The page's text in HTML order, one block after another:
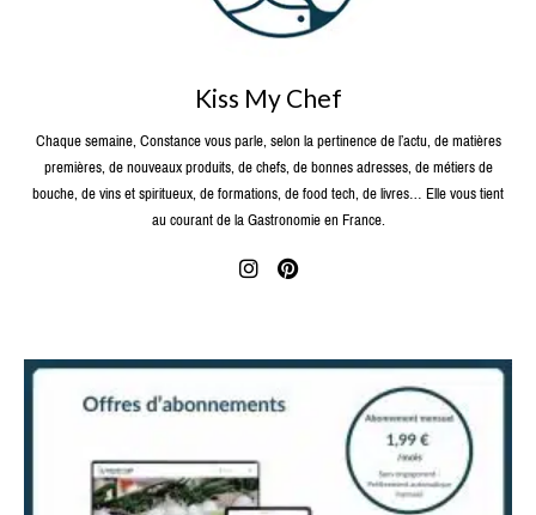
Kiss My Chef
Chaque semaine, Constance vous parle, selon la pertinence de l’actu, de matières
premières, de nouveaux produits, de chefs, de bonnes adresses, de métiers de
bouche, de vins et spiritueux, de formations, de food tech, de livres… Elle vous tient
au courant de la Gastronomie en France.